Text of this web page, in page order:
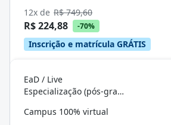
12x de R$ 749,60
R$ 224,88 -70%
Inscrição e matrícula GRÁTIS
EaD / Live
Especialização (pós-graduação)
Campus 100% virtual